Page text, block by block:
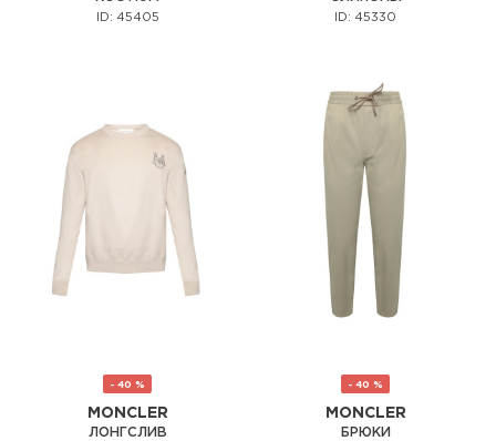
ID: 45405 ID: 45330
- 40 %
MONCLER
ЛОНГСЛИВ
- 40 %
MONCLER
БРЮКИ